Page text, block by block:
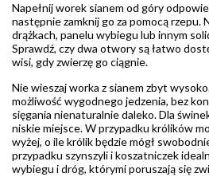
Napełnij worek sianem od góry
następnie zamknij go za pomocą rzepu.
drążkach, panelu wybiegu lub innym
Sprawdź, czy dwa otwory są łatwo
wisi, gdy zwierzę go ciągnie.
Nie wieszaj worka z sianem zbyt
możliwość wygodnego jedzenia, bez
sięgania nienaturalnie daleko. Dla
niskie miejsce. W przypadku królików
wyżej, o ile królik będzie mógł
przypadku szynszyli i koszatniczek
wybiegu i dróg, którymi poruszają się